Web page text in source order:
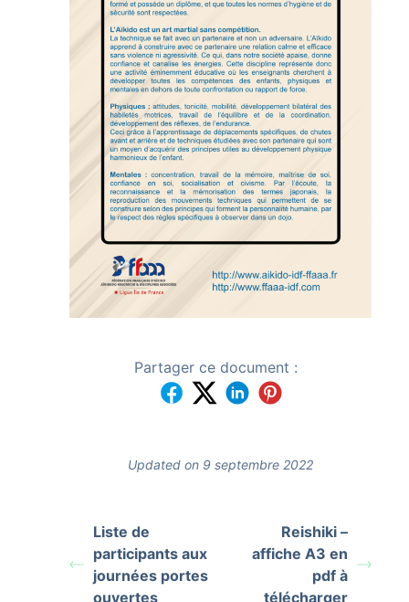
Partager ce document :
Updated on 9 septembre 2022
Liste de
participants aux
journées portes
ouvertes
Reishiki –
affiche A3 en
pdf à
télécharger